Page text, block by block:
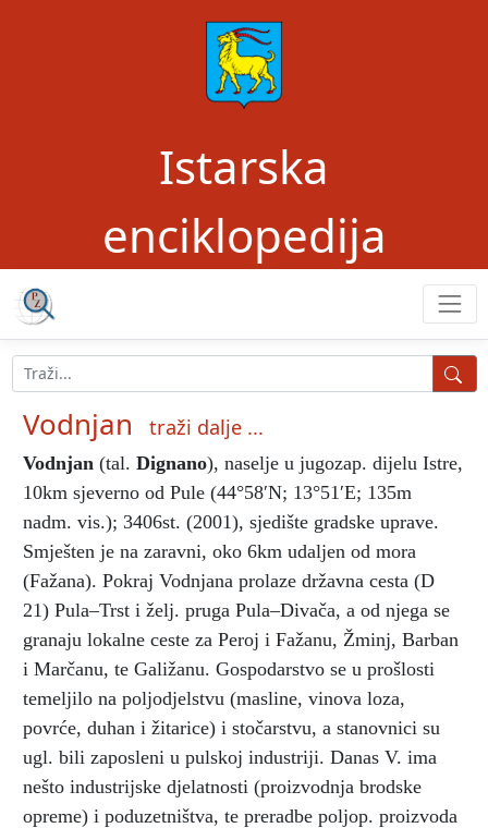
Istarska
enciklopedija
Vodnjan traži dalje ...
Vodnjan (tal. Dignano), naselje u jugozap. dijelu Istre,
10km sjeverno od Pule (44°58′N; 13°51′E; 135m
nadm. vis.); 3406st. (2001), sjedište gradske uprave.
Smješten je na zaravni, oko 6km udaljen od mora
(Fažana). Pokraj Vodnjana prolaze državna cesta (D
21) Pula–Trst i želj. pruga Pula–Divača, a od njega se
granaju lokalne ceste za Peroj i Fažanu, Žminj, Barban
i Marčanu, te Galižanu. Gospodarstvo se u prošlosti
temeljilo na poljodjelstvu (masline, vinova loza,
povrće, duhan i žitarice) i stočarstvu, a stanovnici su
ugl. bili zaposleni u pulskoj industriji. Danas V. ima
nešto industrijske djelatnosti (proizvodnja brodske
opreme) i poduzetništva, te preradbe poljop. proizvoda